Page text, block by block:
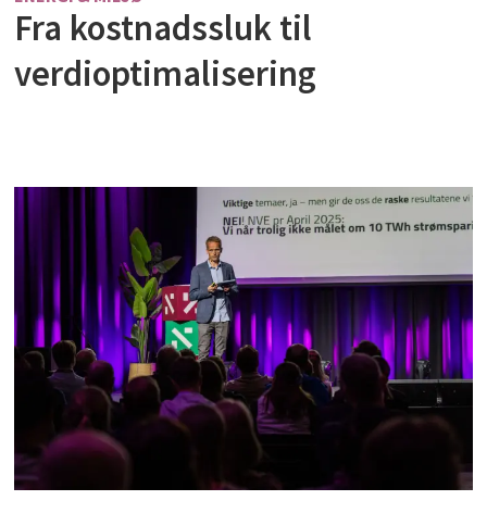
Fra kostnadssluk til
verdioptimalisering